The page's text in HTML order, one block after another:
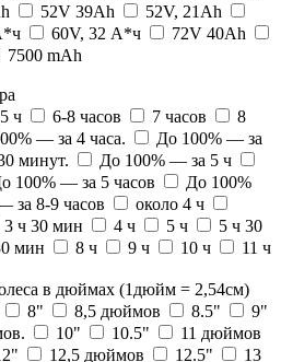
52V 39Ah
52V, 21Ah
60V, 32 А*ч
72V 40Ah
7500 mAh
ч 6-8 часов 7 часов
8
— за 4 часа.
До 100% — за
минут.
До 100% — за 5 ч
100% — за 5 часов
До 100%
за 8-9 часов
около 4 ч
3 ч 30 мин 4 ч 5 ч
5 ч 30
мин 8 ч 9 ч 10 ч
11 ч
в дюймах (1дюйм = 2,54см)
8" 8,5 дюймов 8.5"
9"
10" 10.5"
11 дюймов
12,5 дюймов 12.5"
13